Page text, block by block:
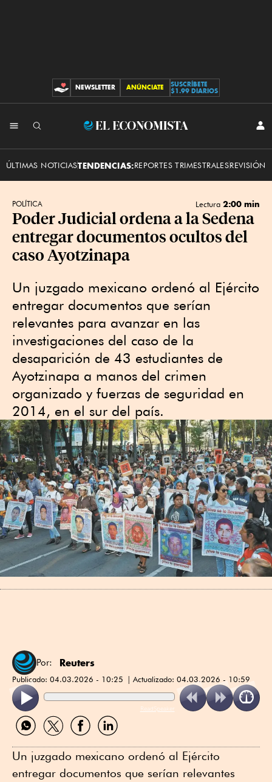
CONTRIBUCIONES
NEWSLETTER ANÚNCIATE
SUSCRÍBETE
$1.99 DIARIOS
El
ÚLTIMAS NOTICIASTENDENCIAS:REPORTES TRIMESTRALESREVISIÓN
POLÍTICA Lectura 2:00 min
Poder Judicial ordena a la Sedena
entregar documentos ocultos del
caso Ayotzinapa
Un juzgado mexicano ordenó al Ejército
entregar documentos que serían
⁠relevantes para avanzar en las
investigaciones del caso de la
desaparición de 43 estudiantes de
Ayotzinapa a manos del crimen
organizado y ⁠fuerzas de seguridad en
2014, ⁠en el sur del país.
Por: Reuters
Publicado: 04.03.2026 - 10:25 Actualizado: 04.03.2026 - 10:59
ReadSpeaker
Compartir
por
Compartir
por
Compartir
por
Compartir
por
Un juzgado mexicano ordenó al Ejército
entregar documentos que serían ⁠relevantes